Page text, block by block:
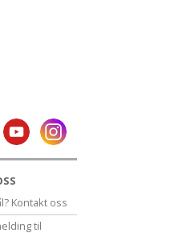
Kontakt oss
til